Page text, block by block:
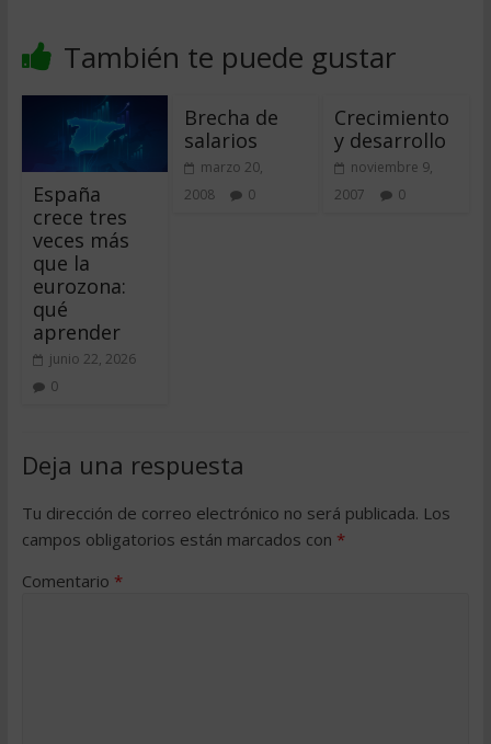
También te puede gustar
España
crece tres
veces más
que la
eurozona:
qué
aprender
junio 22, 2026
0
Brecha de
salarios
marzo 20,
2008
0
Crecimiento
y desarrollo
noviembre 9,
2007
0
Deja una respuesta
Tu dirección de correo electrónico no será publicada. Los
campos obligatorios están marcados con *
Comentario *